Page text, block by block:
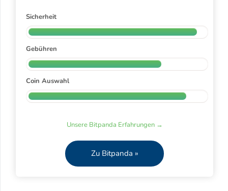
Sicherheit
Gebühren
Coin Auswahl
Unsere Bitpanda Erfahrungen →
Zu Bitpanda »